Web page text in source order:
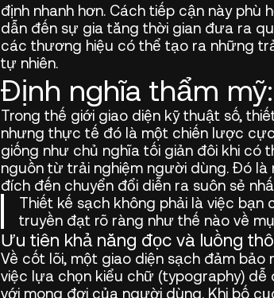
định nhanh hơn. Cách tiếp cận này phù
dẫn đến sự gia tăng thời gian đưa ra
các thương hiệu có thể tạo ra những
tự nhiên.
Định nghĩa thẩm
Trong thế giới giao diện kỹ thuật số,
nhưng thực tế đó là một chiến lược
giống như chủ nghĩa tối giản đôi khi có
nguồn từ trải nghiệm người dùng. Đó
đích đến chuyển đổi diễn ra suôn sẻ
Thiết kế sạch không phải là việc
truyền đạt rõ ràng như thế nào về
Ưu tiên khả năng đọc và luồng
Về cốt lõi, một giao diện sạch đảm
việc lựa chọn kiểu chữ (typography)
với mong đợi của người dùng. Khi bố